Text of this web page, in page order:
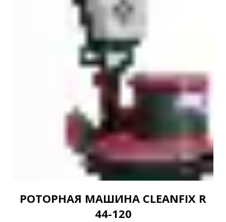
РОТОРНАЯ МАШИНА CLEANFIX R
44-120